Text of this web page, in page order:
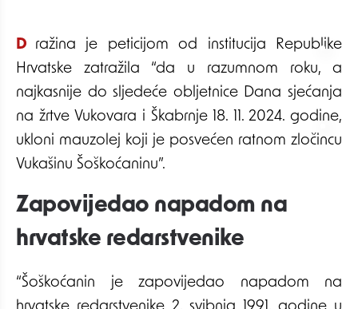
Dražina je peticijom od institucija Republike
Hrvatske zatražila “da u razumnom roku, a
najkasnije do sljedeće obljetnice Dana sjećanja
na žrtve Vukovara i Škabrnje 18. 11. 2024. godine,
ukloni mauzolej koji je posvećen ratnom zločincu
Vukašinu Šoškoćaninu”.
Zapovijedao napadom na
hrvatske redarstvenike
“Šoškoćanin je zapovijedao napadom na